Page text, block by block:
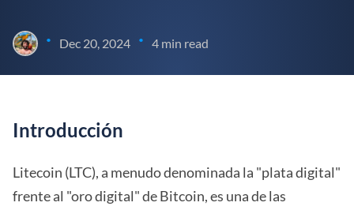
• Dec 20, 2024 • 4 min read
Introducción
Litecoin (LTC), a menudo denominada la "plata digital"
frente al "oro digital" de Bitcoin, es una de las